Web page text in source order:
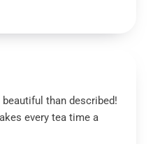
than described!
every tea time a